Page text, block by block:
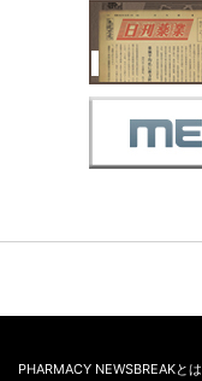
PHARMACY NEWSBREAKとは